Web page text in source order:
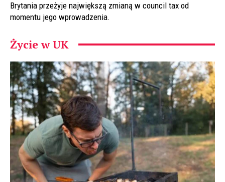
Brytania przeżyje największą zmianą w council tax od
momentu jego wprowadzenia.
Życie w UK